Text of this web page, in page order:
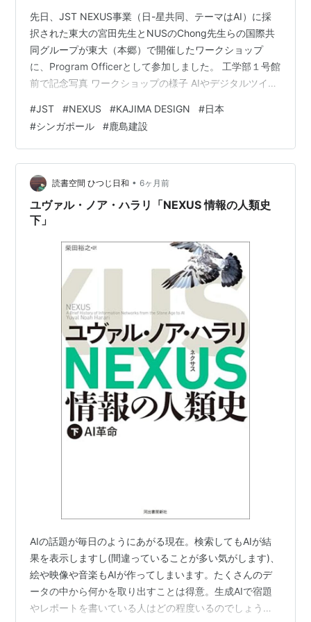
先日、JST NEXUS事業（日-星共同、テーマはAI）に採
択された東大の宮田先生とNUSのChong先生らの国際共
同グループが東大（本郷）で開催したワークショップ
に、Program Officerとして参加しました。 工学部１号館
前で記念写真 ワークショップの様子 AIやデジタルツイン
る中、非常に誇らしいニュースを耳にしました。それ
は、鹿島建設のアジア地域統括拠点「The GEAR」が、建
築設備分野で世界最高峰の権威を持つASHRAE
Technology Awards 2026において、世界最優秀賞
（First Place）を受賞したという…
#JST #NEXUS #KAJIMA DESIGN #日本
#シンガポール #鹿島建設
読書空間 ひつじ日和 • 6ヶ月前
ユヴァル・ノア・ハラリ「NEXUS 情報の人類史
下」
AIの話題が毎日のようにあがる現在。検索してもAIが結
果を表示しますし(間違っていることが多い気がします)、
絵や映像や音楽もAIが作ってしまいます。たくさんのデ
ータの中から何かを取り出すことは得意。生成AIで宿題
やレポートを書いている人はどの程度いるのでしょう